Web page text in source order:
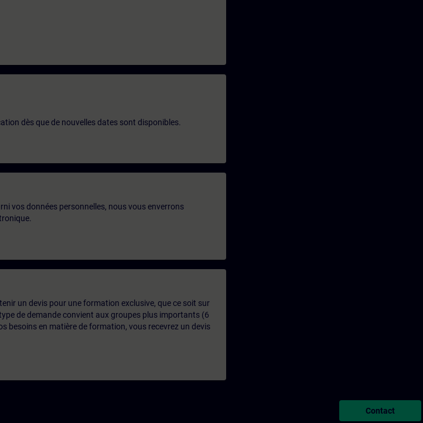
dès que de nouvelles dates sont disponibles.
vos données personnelles, nous vous enverrons
un devis pour une formation exclusive, que ce soit sur
de demande convient aux groupes plus importants (6
besoins en matière de formation, vous recevrez un devis
Contact